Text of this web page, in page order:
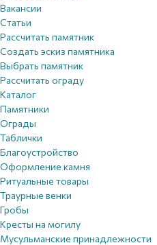
Вакансии
Статьи
Рассчитать памятник
Создать эскиз памятника
Выбрать памятник
Рассчитать ограду
Каталог
Памятники
Ограды
Таблички
Благоустройствo
Оформление камня
Ритуальные товары
Траурные венки
Гробы
Кресты на могилу
Мусульманские принадлежности